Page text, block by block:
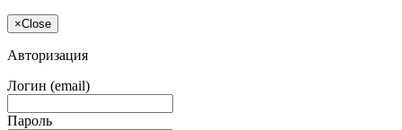
×Close
Авторизация
Логин (email)
Пароль